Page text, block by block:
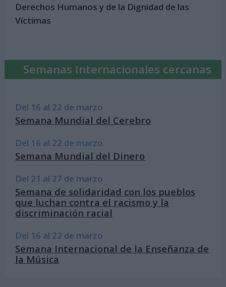
Derechos Humanos y de la Dignidad de las
Víctimas
Semanas Internacionales cercanas
Del 16 al 22 de marzo
Semana Mundial del Cerebro
Del 16 al 22 de marzo
Semana Mundial del Dinero
Del 21 al 27 de marzo
Semana de solidaridad con los pueblos
que luchan contra el racismo y la
discriminación racial
Del 16 al 22 de marzo
Semana Internacional de la Enseñanza de
la Música